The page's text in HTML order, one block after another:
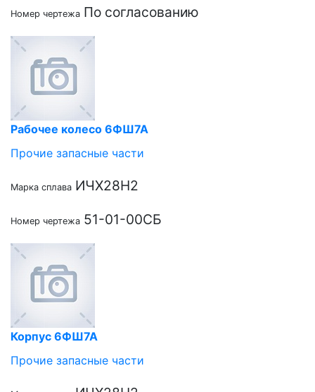
Номер чертежа По согласованию
Рабочее колесо 6ФШ7А
Прочие запасные части
Марка сплава ИЧХ28Н2
Номер чертежа 51-01-00СБ
Корпус 6ФШ7А
Прочие запасные части